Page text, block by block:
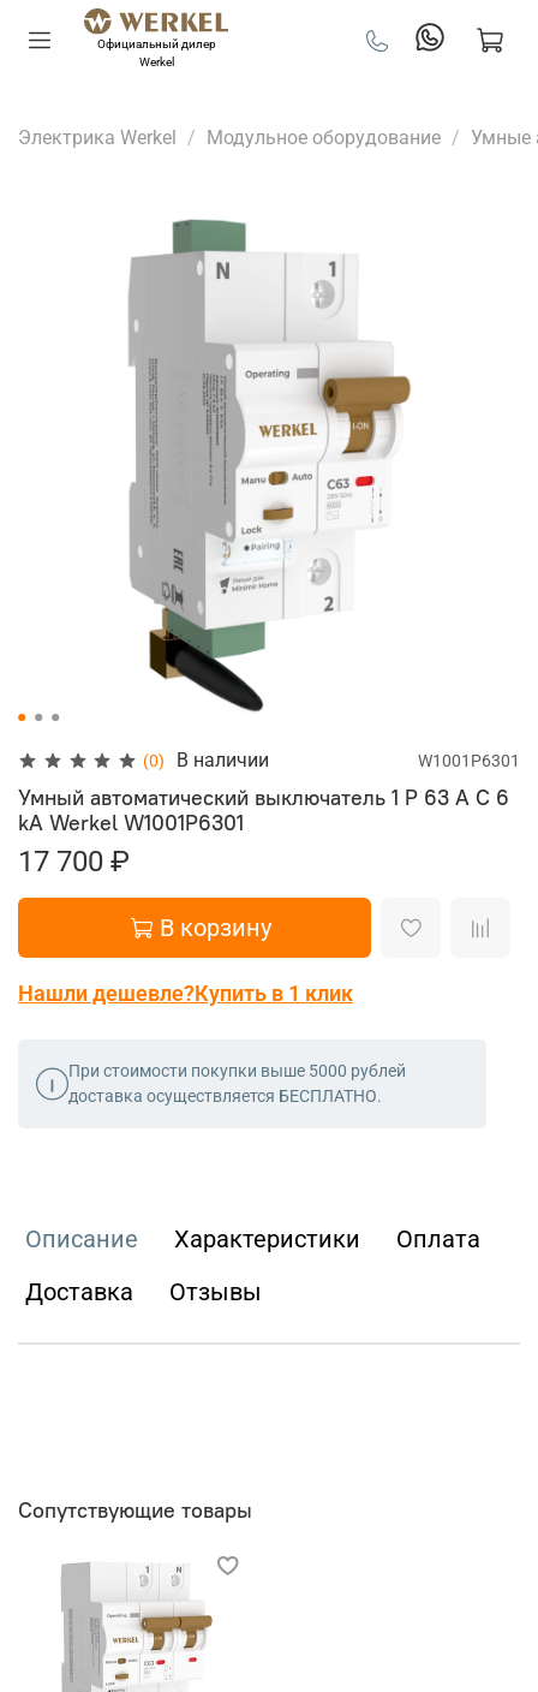
Официальный дилер
Werkel
Электрика Werkel Модульное оборудование Умные
(0) В наличии W1001P6301
Умный автоматический выключатель 1 P 63 A C 6
kA Werkel W1001P6301
17 700 ₽
В корзину
Нашли дешевле?Купить в 1 клик
При стоимости покупки выше 5000 рублей
доставка осуществляется БЕСПЛАТНО.
Описание Характеристики
Оплата
Доставка
Отзывы
Сопутствующие товары